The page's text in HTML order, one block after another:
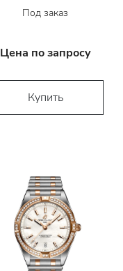
Под заказ
Цена по запросу
Купить